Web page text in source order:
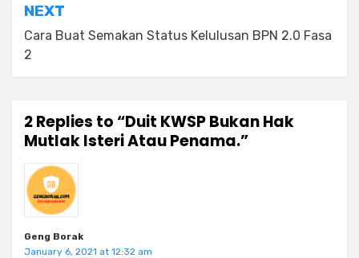
NEXT
Cara Buat Semakan Status Kelulusan BPN 2.0 Fasa
2
2 Replies to “Duit KWSP Bukan Hak
Mutlak Isteri Atau Penama.”
Geng Borak
January 6, 2021 at 12:32 am